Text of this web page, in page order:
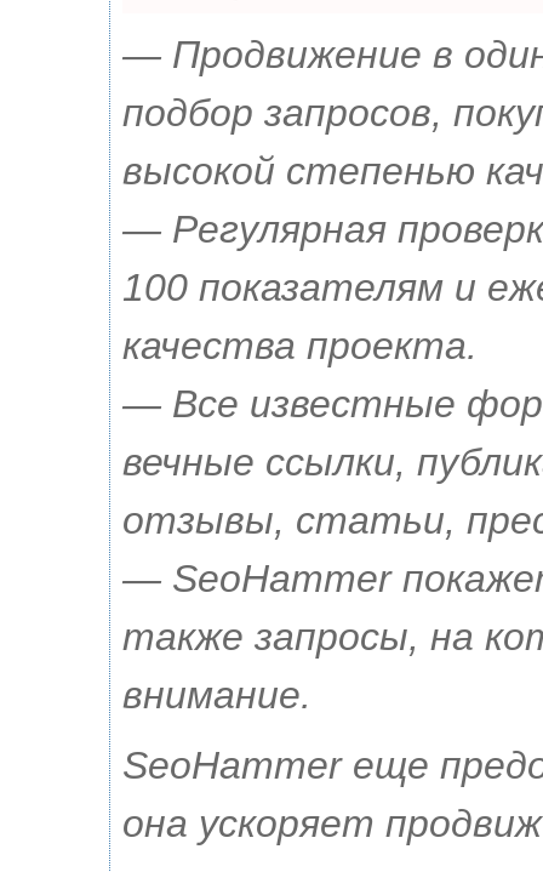
— Продвижение в
подбор запросов,
высокой степенью
— Регулярная
100 показателям и
качества проекта.
— Все известные
вечные ссылки,
отзывы, статьи,
— SeoHammer
также запросы, на
внимание.
SeoHammer еще
она ускоряет